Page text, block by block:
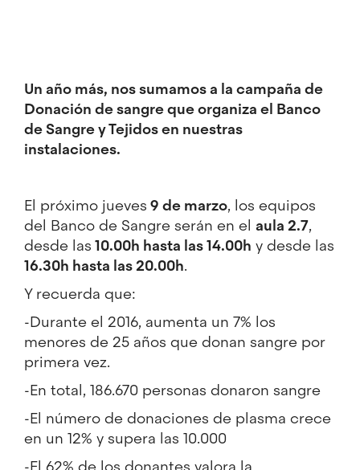
Un año más, nos sumamos a la campaña de
Donación de sangre que organiza el Banco
de Sangre y Tejidos en nuestras
instalaciones.
El próximo jueves 9 de marzo, los equipos
del Banco de Sangre serán en el aula 2.7,
desde las 10.00h hasta las 14.00h y desde las
16.30h hasta las 20.00h.
Y recuerda que:
-Durante el 2016, aumenta un 7% los
menores de 25 años que donan sangre por
primera vez.
-En total, 186.670 personas donaron sangre
-El número de donaciones de plasma crece
en un 12% y supera las 10.000